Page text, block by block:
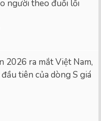
người theo đuổi lối
2026 ra mắt Việt Nam,
tiên của dòng S giá